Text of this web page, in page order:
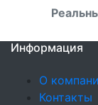
Информация
О
Контакты